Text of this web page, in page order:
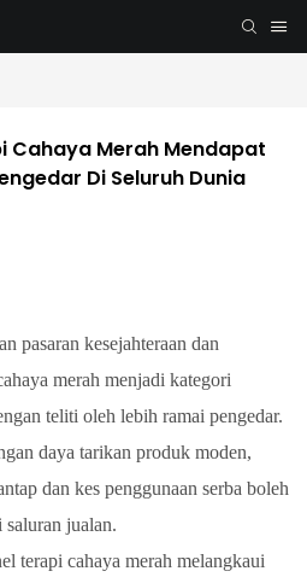
Cahaya Merah Mendapat
Di Seluruh Dunia
pasaran kesejahteraan dan
merah menjadi kategori
teliti oleh lebih ramai pengedar.
daya tarikan produk moden,
dan kes penggunaan serba boleh
saluran jualan.
terapi cahaya merah melangkaui